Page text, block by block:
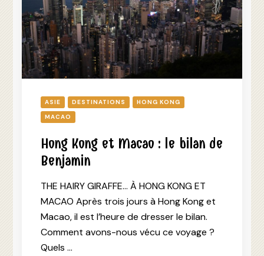
ASIE DESTINATIONS
HONG KONG
MACAO
Hong Kong et Macao : le bilan de
Benjamin
THE HAIRY GIRAFFE… À HONG KONG ET
MACAO Après trois jours à Hong Kong et
Macao, il est l’heure de dresser le bilan.
Comment avons-nous vécu ce voyage ?
Quels …